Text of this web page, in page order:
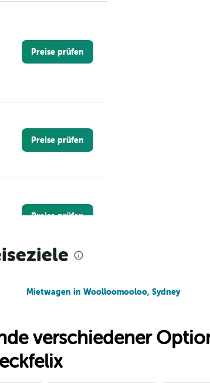
Preise prüfen
Preise prüfen
Preise prüfen
Preise prüfen
Preise prüfen
Mietwagen in Woolloomooloo, Sydney
verschiedener